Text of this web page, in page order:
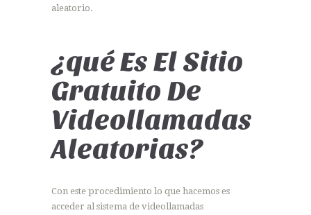
aleatorio.
¿qué Es El Sitio
Gratuito De
Videollamadas
Aleatorias?
Con este procedimiento lo que hacemos es
acceder al sistema de videollamadas